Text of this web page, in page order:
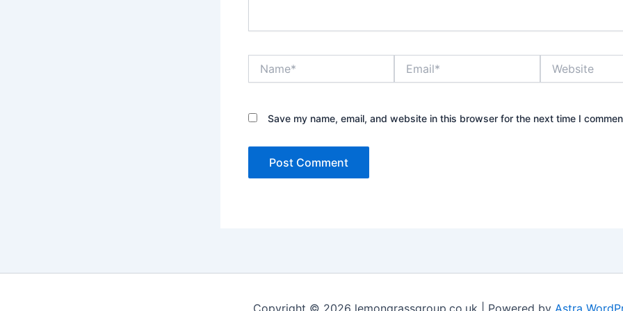
Save my name, email, and website in this browser for the next time I
Copyright © 2026 lemongrassgroup.co.uk | Powered by Astra